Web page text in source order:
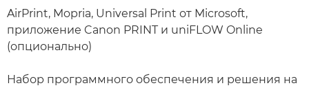
AirPrint, Mopria, Universal Print от Microsoft,
приложение Canon PRINT и uniFLOW Online
(опционально)
Набор программного обеспечения и решения на